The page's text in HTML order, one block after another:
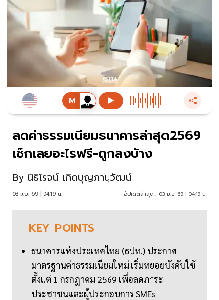
ลดค่าธรรมเนียมธนาคารล่าสุด2569
เช็กเลยอะไรฟรี-ถูกลงบ้าง
By นิธิโรจน์ เกิดบุญภานุวัฒน์
03 มิ.ย. 69 | 04:19 น. อัปเดตล่าสุด : 03 มิ.ย. 69 | 04:19 น.
KEY POINTS
ธนาคารแห่งประเทศไทย (ธปท.) ประกาศ
มาตรฐานค่าธรรมเนียมใหม่ เริ่มทยอยบังคับใช้
ตั้งแต่ 1 กรกฎาคม 2569 เพื่อลดภาระ
ประชาชนและผู้ประกอบการ SMEs